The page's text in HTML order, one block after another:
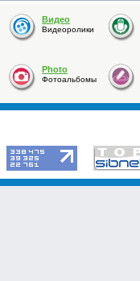
Видео
Видеоролики
Photo
Фотоальбомы